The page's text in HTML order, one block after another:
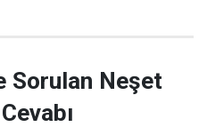
Sorulan Neşet